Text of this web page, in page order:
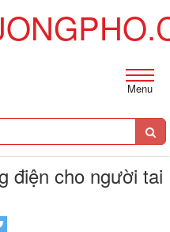
Menu
điện cho người tai